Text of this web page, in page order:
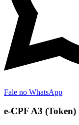
Fale no WhatsApp
e-CPF A3 (Token)